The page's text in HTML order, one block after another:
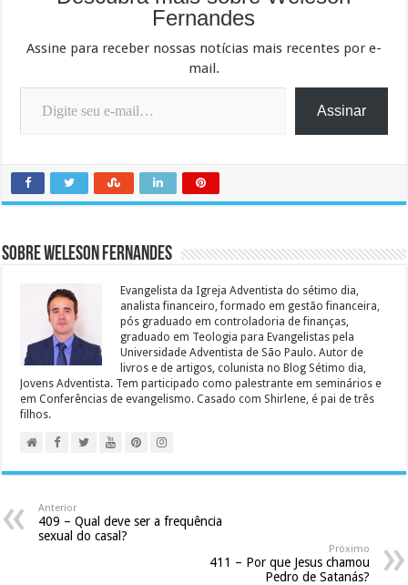
Fernandes
Assine para receber nossas notícias mais recentes por e-
mail.
Digite seu e-mail…
Assinar
Sobre Weleson Fernandes
Evangelista da Igreja Adventista do sétimo dia,
analista financeiro, formado em gestão financeira,
pós graduado em controladoria de finanças,
graduado em Teologia para Evangelistas pela
Universidade Adventista de São Paulo. Autor de
livros e de artigos, colunista no Blog Sétimo dia,
Jovens Adventista. Tem participado como palestrante em seminários e
em Conferências de evangelismo. Casado com Shirlene, é pai de três
filhos.
Anterior
409 – Qual deve ser a frequência
sexual do casal?
Próximo
411 – Por que Jesus chamou
Pedro de Satanás?